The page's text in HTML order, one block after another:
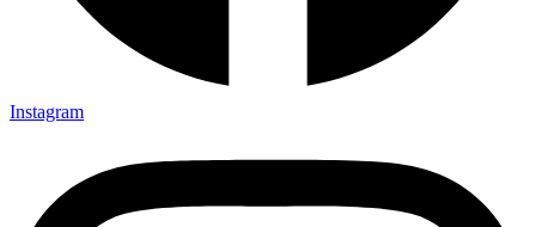
Instagram